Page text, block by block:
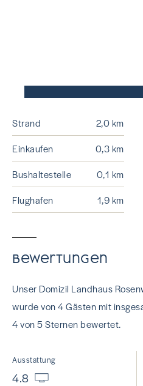
Strand 2,0 km
Einkaufen
0,3 km
Bushaltestelle
0,1 km
Flughafen
1,9 km
Bewertungen
Unser Domizil Landhaus
wurde von 4 Gästen mit
4 von 5 Sternen bewertet.
Ausstattung
4.8